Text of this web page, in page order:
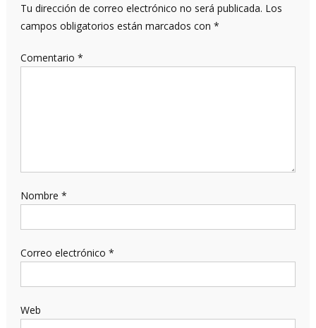
Tu dirección de correo electrónico no será publicada. Los
campos obligatorios están marcados con *
Comentario *
Nombre *
Correo electrónico *
Web